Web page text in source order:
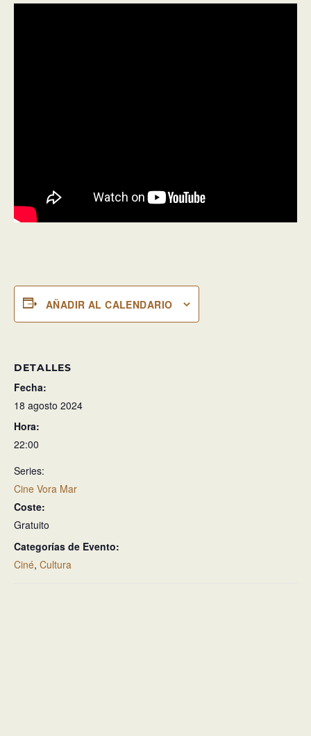
AÑADIR AL CALENDARIO
DETALLES
Fecha:
18 agosto 2024
Hora:
22:00
Series:
Cine Vora Mar
Coste:
Gratuito
Categorías de Evento:
Ciné, Cultura